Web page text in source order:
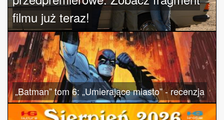
filmu już teraz!
„Batman” tom 6: „Umierające miasto” - recenzja